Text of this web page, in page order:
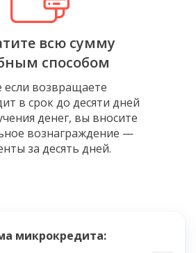
микрокредита:
всю сумму
способом
если возвращаете
в срок до десяти дней
денег, вы вносите
вознаграждение —
за десять дней.